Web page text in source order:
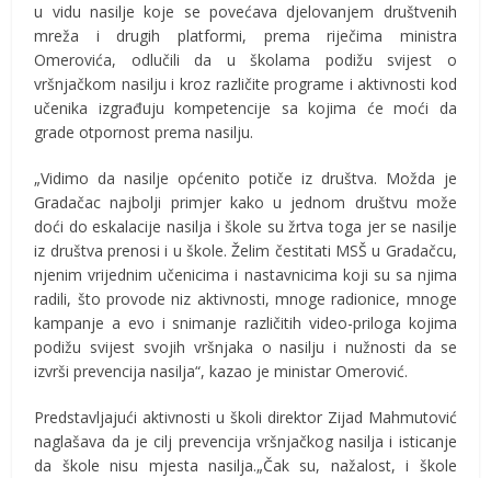
u vidu nasilje koje se povećava djelovanjem društvenih
mreža i drugih platformi, prema riječima ministra
Omerovića, odlučili da u školama podižu svijest o
vršnjačkom nasilju i kroz različite programe i aktivnosti kod
učenika izgrađuju kompetencije sa kojima će moći da
grade otpornost prema nasilju.
„Vidimo da nasilje općenito potiče iz društva. Možda je
Gradačac najbolji primjer kako u jednom društvu može
doći do eskalacije nasilja i škole su žrtva toga jer se nasilje
iz društva prenosi i u škole. Želim čestitati MSŠ u Gradačcu,
njenim vrijednim učenicima i nastavnicima koji su sa njima
radili, što provode niz aktivnosti, mnoge radionice, mnoge
kampanje a evo i snimanje različitih video-priloga kojima
podižu svijest svojih vršnjaka o nasilju i nužnosti da se
izvrši prevencija nasilja“, kazao je ministar Omerović.
Predstavljajući aktivnosti u školi direktor Zijad Mahmutović
naglašava da je cilj prevencija vršnjačkog nasilja i isticanje
da škole nisu mjesta nasilja.„Čak su, nažalost, i škole